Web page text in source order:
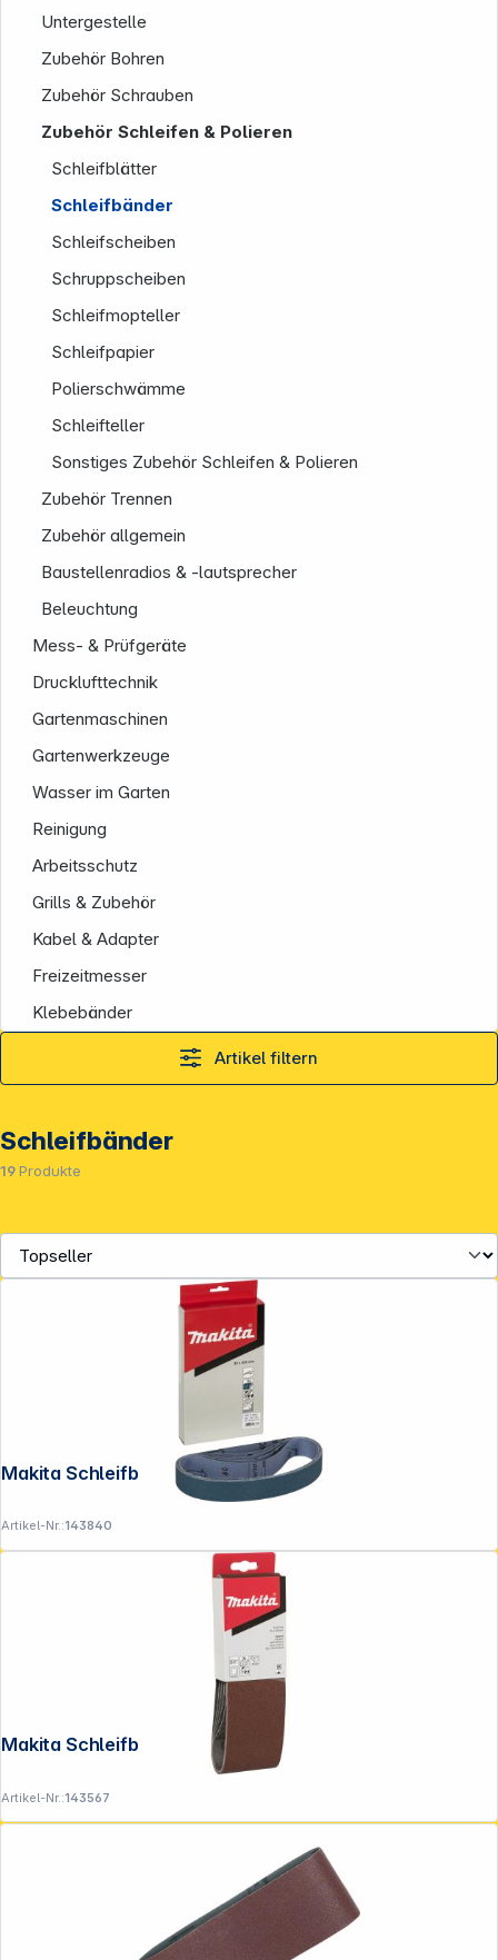
Untergestelle
Zubehör Bohren
Zubehör Schrauben
Zubehör Schleifen & Polieren
Schleifblätter
Schleifbänder
Schleifscheiben
Schruppscheiben
Schleifmopteller
Schleifpapier
Polierschwämme
Schleifteller
Sonstiges Zubehör Schleifen & Polieren
Zubehör Trennen
Zubehör allgemein
Baustellenradios & -lautsprecher
Beleuchtung
Mess- & Prüfgeräte
Drucklufttechnik
Gartenmaschinen
Gartenwerkzeuge
Wasser im Garten
Reinigung
Arbeitsschutz
Grills & Zubehör
Kabel & Adapter
Freizeitmesser
Klebebänder
Artikel filtern
Schleifbänder
19 Produkte
Makita Schleifband 30x533mm K60
Artikel-Nr.:143840
Makita Schleifband 76x533mm K80
Artikel-Nr.:143567